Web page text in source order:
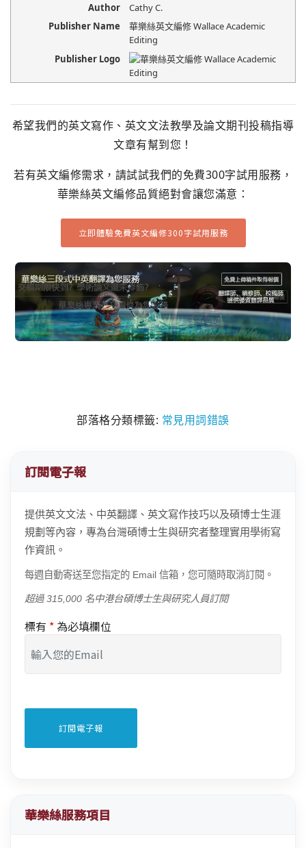
Author
Cathy C.
Publisher Name
華樂絲英文編修 Wallace Academic
Editing
Publisher Logo
希望我們的英文寫作、英文文法教學及論文期刊投稿指導
文章有幫到您！
若有英文編修需求，請試試我們的免費300字試用服務，
華樂絲英文編修品質絕對會讓您滿意：
立即體驗免費英文編修300字試用服務
部落格分類標籤: 常見用詞錯誤
訂閱電子報
提供英文文法、中英翻譯、英文寫作技巧以及碩博士生涯
規劃等內容，專為台灣碩博士生與研究者整理實用學術寫
作資訊。
每週自動寄送至您指定的 Email 信箱，您可隨時取消訂閱。
超過 315,000 名中港台碩博士生與研究人員訂閱
標有 * 為必填欄位
華樂絲服務項目